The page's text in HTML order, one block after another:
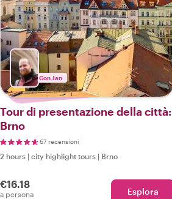
Con Jan
Tour di presentazione della città:
Brno
67 recensioni
2 hours | city highlight tours | Brno
€16.18
a persona Esplora